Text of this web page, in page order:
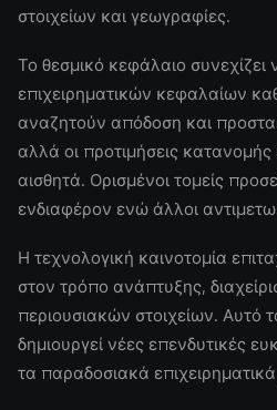
στοιχείων και γεωγραφίες.
Το θεσμικό κεφάλαιο συνεχίζει
επιχειρηματικών κεφαλαίων
αναζητούν απόδοση και
αλλά οι προτιμήσεις
αισθητά. Ορισμένοι τομείς
ενδιαφέρον ενώ άλλοι
Η τεχνολογική καινοτομία
στον τρόπο ανάπτυξης,
περιουσιακών στοιχείων. Αυτό
δημιουργεί νέες επενδυτικές
τα παραδοσιακά